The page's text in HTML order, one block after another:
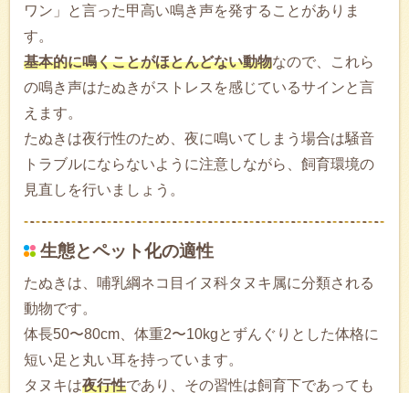
ワン」と言った甲高い鳴き声を発することがありま
す。
基本的に鳴くことがほとんどない動物なので、これら
の鳴き声はたぬきがストレスを感じているサインと言
えます。
たぬきは夜行性のため、夜に鳴いてしまう場合は騒音
トラブルにならないように注意しながら、飼育環境の
見直しを行いましょう。
生態とペット化の適性
たぬきは、哺乳綱ネコ目イヌ科タヌキ属に分類される
動物です。
体長50〜80cm、体重2〜10kgとずんぐりとした体格に
短い足と丸い耳を持っています。
タヌキは夜行性であり、その習性は飼育下であっても